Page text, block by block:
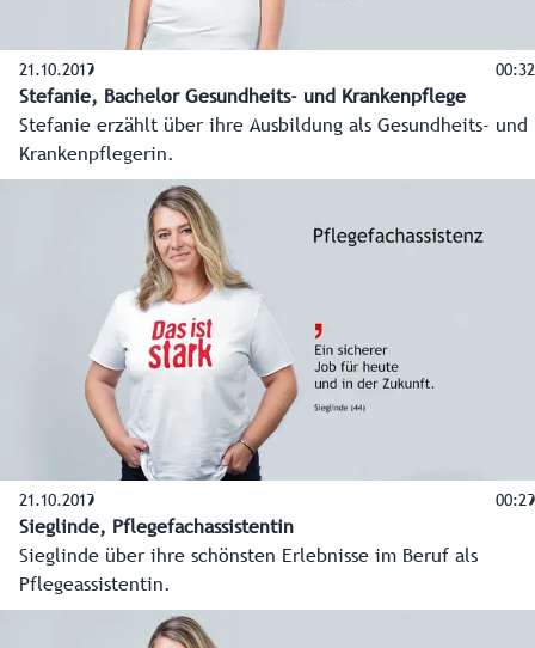
21.10.2019 00:32
Stefanie, Bachelor Gesundheits- und Krankenpflege
Stefanie erzählt über ihre Ausbildung als Gesundheits- und
Krankenpflegerin.
21.10.2019 00:29
Sieglinde, Pflegefachassistentin
Sieglinde über ihre schönsten Erlebnisse im Beruf als
Pflegeassistentin.